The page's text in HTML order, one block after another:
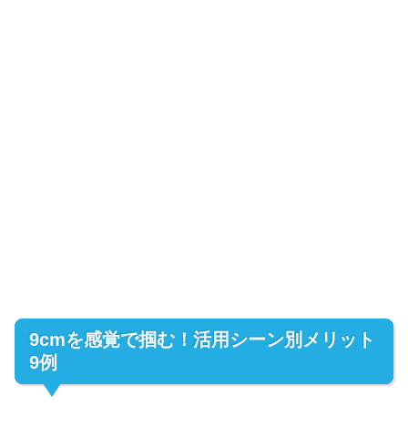
9cmを感覚で掴む！活用シーン別メリット
9例